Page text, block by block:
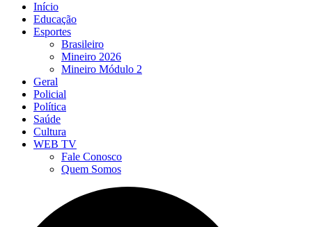
Início
Educação
Esportes
Brasileiro
Mineiro 2026
Mineiro Módulo 2
Geral
Policial
Política
Saúde
Cultura
WEB TV
Fale Conosco
Quem Somos